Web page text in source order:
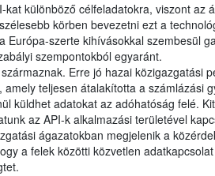
különböző célfeladatokra, viszont az
körben bevezetni ezt a
Európa-szerte kihívásokkal szembesül
szempontokból egyaránt.
Erre jó hazai közigazgatási
teljesen átalakította a számlázási
küldhet adatokat az adóhatóság felé.
az API-k alkalmazási területével
ágazatokban megjelenik a
a felek közötti közvetlen